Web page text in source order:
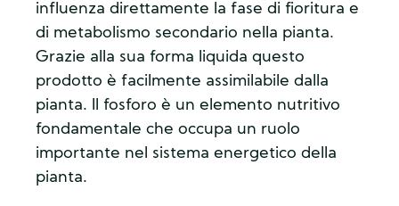
influenza direttamente la fase di fioritura e
di metabolismo secondario nella pianta.
Grazie alla sua forma liquida questo
prodotto è facilmente assimilabile dalla
pianta. Il fosforo è un elemento nutritivo
fondamentale che occupa un ruolo
importante nel sistema energetico della
pianta.